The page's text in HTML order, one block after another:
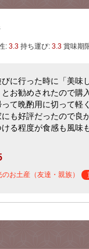
: 3.3 持ち運び: 3.3 賞味期
に行った時に「美味
お勧めされたので購
て晩酌用に切って軽
も好評だったので良
る程度が食感も風味
お土産（友達・親族）